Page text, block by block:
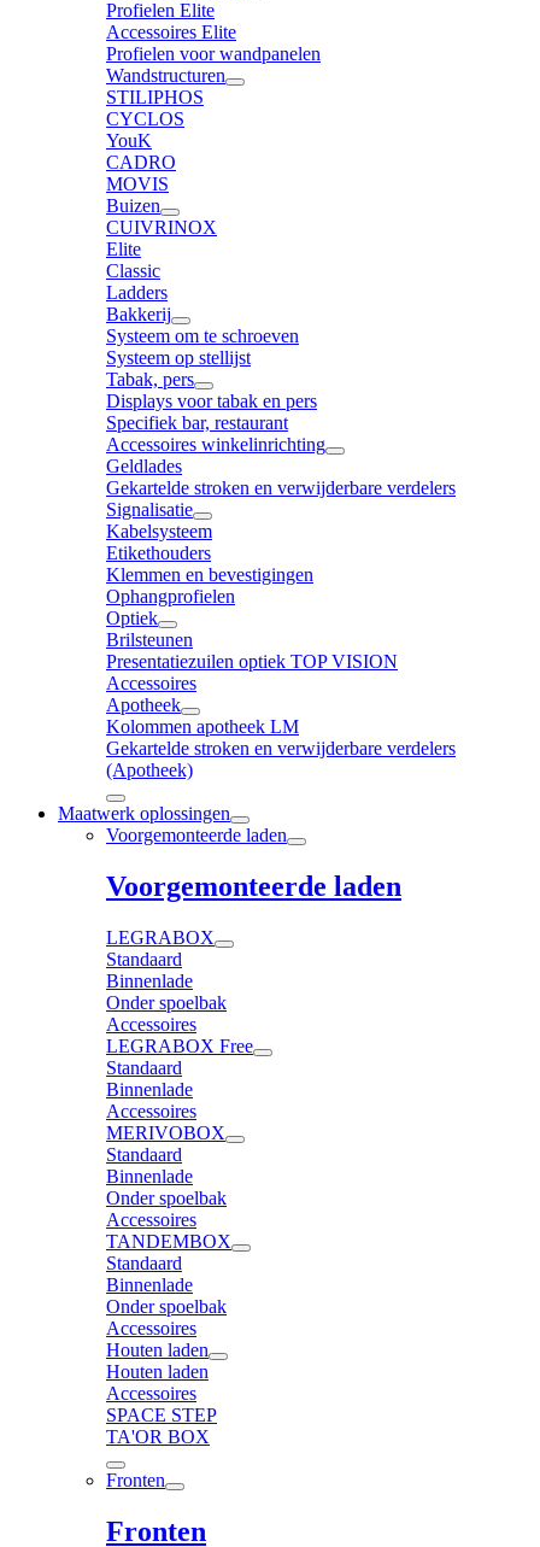
Profielen Elite
Accessoires Elite
Profielen voor wandpanelen
Wandstructuren
STILIPHOS
CYCLOS
YouK
CADRO
MOVIS
Buizen
CUIVRINOX
Elite
Classic
Ladders
Bakkerij
Systeem om te schroeven
Systeem op stellijst
Tabak, pers
Displays voor tabak en pers
Specifiek bar, restaurant
Accessoires winkelinrichting
Geldlades
Gekartelde stroken en verwijderbare verdelers
Signalisatie
Kabelsysteem
Etikethouders
Klemmen en bevestigingen
Ophangprofielen
Optiek
Brilsteunen
Presentatiezuilen optiek TOP VISION
Accessoires
Apotheek
Kolommen apotheek LM
Gekartelde stroken en verwijderbare verdelers
(Apotheek)
Maatwerk oplossingen
Voorgemonteerde laden
Voorgemonteerde laden
LEGRABOX
Standaard
Binnenlade
Onder spoelbak
Accessoires
LEGRABOX Free
Standaard
Binnenlade
Accessoires
MERIVOBOX
Standaard
Binnenlade
Onder spoelbak
Accessoires
TANDEMBOX
Standaard
Binnenlade
Onder spoelbak
Accessoires
Houten laden
Houten laden
Accessoires
SPACE STEP
TA'OR BOX
Fronten
Fronten